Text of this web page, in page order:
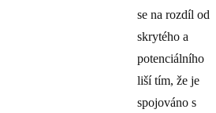
se na rozdíl od
skrytého a
potenciálního
liší tím, že je
spojováno s